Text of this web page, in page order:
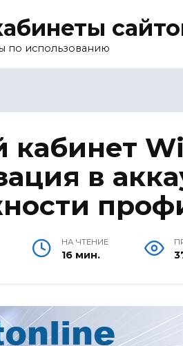
по использованию
в
НА ЧТЕНИЕ
16 мин.